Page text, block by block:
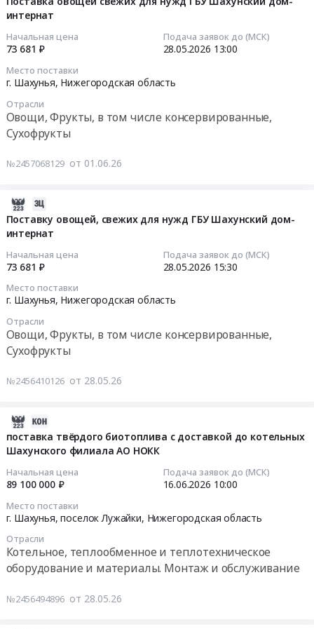
интернат
Начальная цена
73 681 ₽
Подача заявок до (МСК)
28.05.2026 13:00
Место поставки
г. Шахунья, Нижегородская область
Отрасли
Овощи, Фрукты, в том числе консервированные,
Сухофрукты
№2457068129 от 01.06.26
Поставку овощей, свежих для нужд ГБУ Шахунский дом-
интернат
Начальная цена
73 681 ₽
Подача заявок до (МСК)
28.05.2026 15:30
Место поставки
г. Шахунья, Нижегородская область
Отрасли
Овощи, Фрукты, в том числе консервированные,
Сухофрукты
№2456410126 от 28.05.26
поставка твёрдого биотоплива с доставкой до котельных
Шахунского филиала АО НОКК
Начальная цена
89 100 000 ₽
Подача заявок до (МСК)
16.06.2026 10:00
Место поставки
г. Шахунья, поселок Лужайки, Нижегородская область
Отрасли
Котельное, теплообменное и теплотехническое
оборудование и материалы. Монтаж и обслуживание
№2456494896 от 28.05.26